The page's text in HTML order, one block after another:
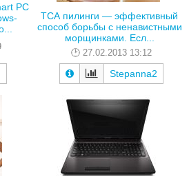
PC
ТСА пилинги — эффективный
способ борьбы с ненавистными
морщинками. Есл...
27.02.2013 13:12
Stepanna2